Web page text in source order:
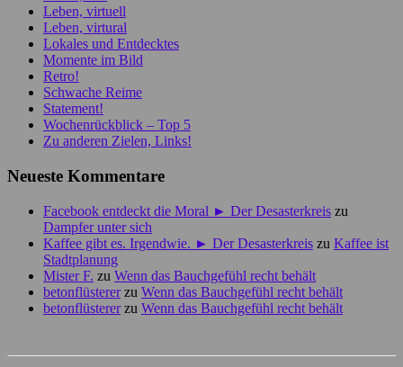
Leben, virtuell
Leben, virtural
Lokales und Entdecktes
Momente im Bild
Retro!
Schwache Reime
Statement!
Wochenrückblick – Top 5
Zu anderen Zielen, Links!
Neueste Kommentare
Facebook entdeckt die Moral ► Der Desasterkreis zu
Dampfer unter sich
Kaffee gibt es. Irgendwie. ► Der Desasterkreis zu Kaffee ist
Stadtplanung
Mister F. zu Wenn das Bauchgefühl recht behält
betonflüstererzu Wenn das Bauchgefühl recht behält
betonflüstererzu Wenn das Bauchgefühl recht behält